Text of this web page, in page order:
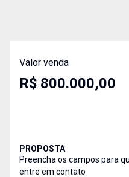
Valor venda
R$ 800.000,00
PROPOSTA
Preencha os campos para
entre em contato